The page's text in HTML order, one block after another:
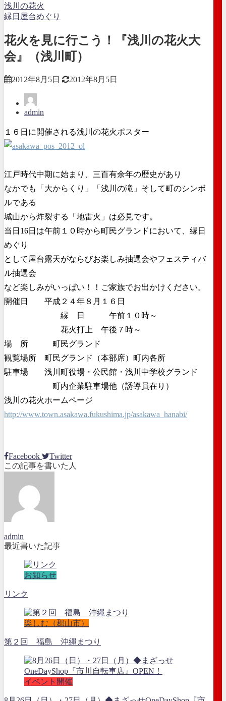
浅川の花火
縁日屋台めぐり
花火を見に行こう！『浅川の花火大
会』（浅川町）
2012年8月5日 2012年8月5日
admin
１６日に開催される浅川の花火ポスター
江戸時代中期に始まり、三百有余年の歴史があり
なかでも「大からくり」「浅川の滝」そして町のシンボ
ルである
城山から炸裂する「地雷火」は必見です。
当日16日は午前１０時から町民グランドにおいて、縁日
めぐり
として屋台露天がならびお楽しみ抽選会やフェスティバ
ル抽選会
など楽しみがいっぱい！！ご家族でお出かけください。
開催日 平成２４年８月１６日
縁 日 午前１０時～
花火打上 午後７時～
場 所 町民グランド
観覧場所 町民グランド（本部席）町内各所
駐車場 浅川町役場・公民館・浅川中学校グランド
町内企業駐車場他（誘導員在り）
浅川の花火ホームページ
http://www.town.asakawa.fukushima.jp/asakawa_hanabi/
Facebook
Twitter
この記事を書いた人
admin
最近書いた記事
お知らせ
リンク
楽しむ（郡山市）
第２回 福島 沖縄まつり
イベント開催